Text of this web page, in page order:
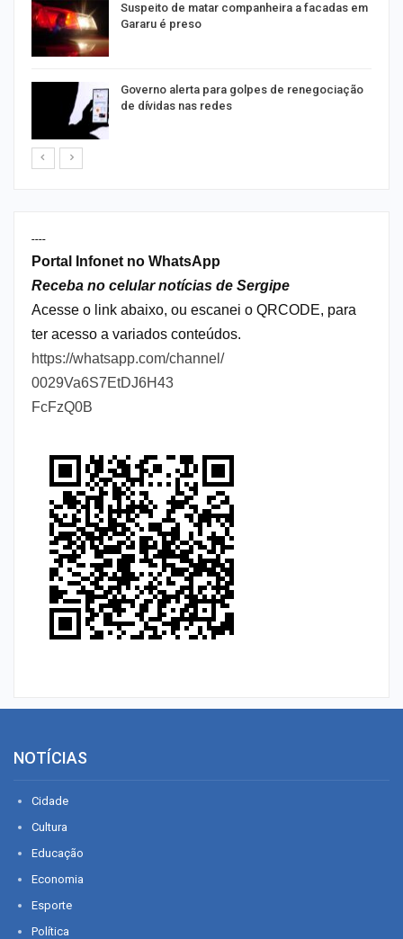
Suspeito de matar companheira a facadas em
Gararu é preso
Governo alerta para golpes de renegociação
de dívidas nas redes
----
Portal Infonet no WhatsApp
Receba no celular notícias de Sergipe
Acesse o link abaixo, ou escanei o QRCODE, para
ter acesso a variados conteúdos.
https://whatsapp.com/channel/
0029Va6S7EtDJ6H43
FcFzQ0B
NOTÍCIAS
Cidade
Cultura
Educação
Economia
Esporte
Política